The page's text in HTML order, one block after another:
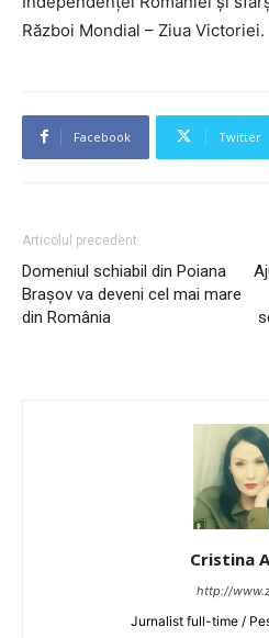
Război Mondial – Ziua Victoriei.
Facebook Twitter
Articolul precedent
Domeniul schiabil din Poiana
Braşov va deveni cel mai mare
din România
Cristina
http://
Jurnalist full-time /